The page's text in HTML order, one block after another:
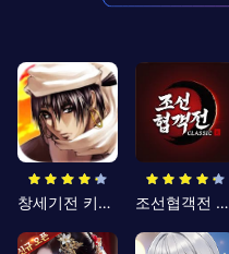
창세기전 키우기 조선협객전 클래식